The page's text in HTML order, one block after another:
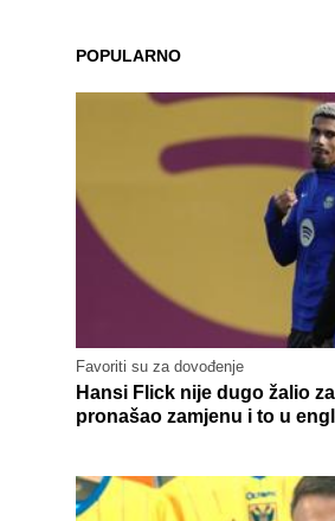
POPULARNO
Favoriti su za dovođenje
Hansi Flick nije dugo žalio
pronašao zamjenu i to u